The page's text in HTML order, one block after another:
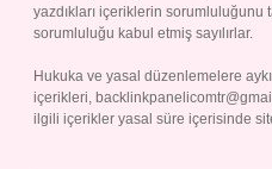
yazdıkları içeriklerin sorumluluğunu
sorumluluğu kabul etmiş sayılırlar.
Hukuka ve yasal düzenlemelere
içerikleri,
ilgili içerikler yasal süre içerisinde